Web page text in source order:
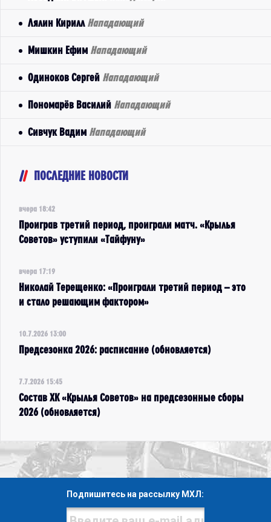
Лялин Кирилл Нападающий
Мишкин Ефим Нападающий
Одиноков Сергей Нападающий
Пономарёв Василий Нападающий
Сивчук Вадим Нападающий
ПОСЛЕДНИЕ НОВОСТИ
вчера 18:42
Проиграв третий период, проиграли матч. «Крылья
Советов» уступили «Тайфуну»
вчера 17:19
Николай Терещенко: «Проиграли третий период – это
и стало решающим фактором»
10.7.2026 13:00
Предсезонка 2026: расписание (обновляется)
7.7.2026 15:45
Состав ХК «Крылья Советов» на предсезонные сборы
2026 (обновляется)
Подпишитесь на рассылку МХЛ: